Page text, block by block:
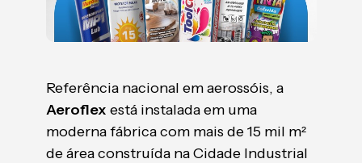
Referência nacional em aerossóis, a
Aeroflex está instalada em uma
moderna fábrica com mais de 15 mil m²
de área construída na Cidade Industrial